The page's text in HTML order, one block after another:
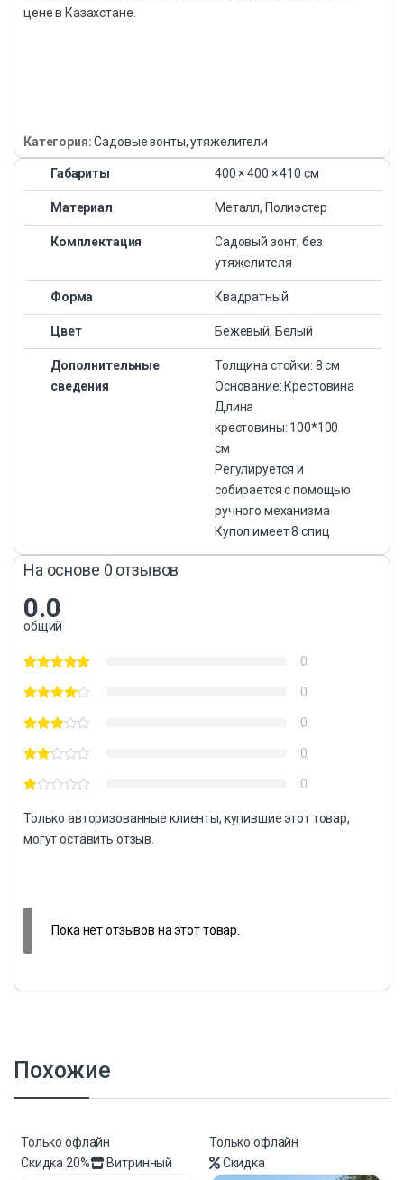
цене в Казахстане.
Категория:Садовые зонты, утяжелители
Габариты 400 × 400 × 410 см
Материал Металл, Полиэстер
Комплектация
Садовый зонт, без
утяжелителя
Форма Квадратный
Цвет Бежевый, Белый
Дополнительные
сведения
Толщина стойки: 8 см
Основание: Крестовина
Длина
крестовины: 100*100
см
Регулируется и
собирается с помощью
ручного механизма
Купол имеет 8 спиц
На основе 0 отзывов
0.0
общий
0
0
0
0
0
Только авторизованные клиенты, купившие этот товар,
могут оставить отзыв.
Пока нет отзывов на этот товар.
Похожие
Только офлайн
Скидка20% Витринный
Только офлайн
Скидка